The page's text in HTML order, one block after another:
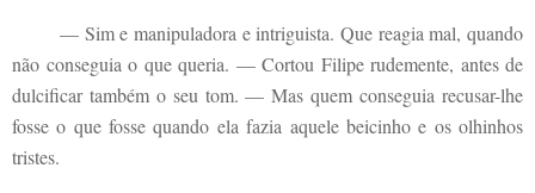
— Sim e manipuladora e intriguista. Que reagia mal, quando
não conseguia o que queria. — Cortou Filipe rudemente, antes de
dulcificar também o seu tom. — Mas quem conseguia recusar-lhe
fosse o que fosse quando ela fazia aquele beicinho e os olhinhos
tristes.